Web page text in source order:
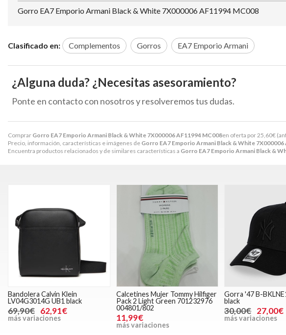
Comprar Gorro EA7 Emporio Armani Black & White 7X000006 AF11994 MC008en oferta por25,60€
Precio, información, características e imágenes de Gorro EA7 Emporio Armani Black & White 7X000006
Encuentra productos relacionados y de similares características a Gorro EA7 Emporio Armani Black &
Gorro EA7 Emporio Armani Black & White 7X000006 AF11994 MC008
Clasificado en: Complementos Gorros EA7 Emporio Armani
¿Alguna duda? ¿Necesitas asesoramiento?
Ponte en contacto con nosotros y resolveremos tus dudas.
Bandolera Calvin Klein
LV04G3014G UB1 black
69,90€ 62,91€
más variaciones
Calcetines Mujer Tommy Hilfiger
Pack 2 Light Green 701232976
004801/802
11,99€
más variaciones
Gorra '47 B-
black
30,00€ 27,00€
más variaciones